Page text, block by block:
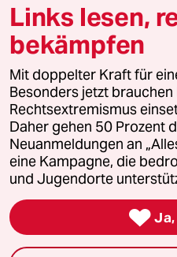
© 2026 taz Verlags und
Alle Rechte vorbehalten. Bei
wenden Sie sich bitte an
Feedback
Leitlinie Informant
Seitenwende
Links lesen,
bekämpfen
Mit doppelter Kraft für
Besonders jetzt
Rechtsextremismus
Daher gehen 50 Prozent
Neuanmeldungen an
eine Kampagne, die
und Jugendorte
